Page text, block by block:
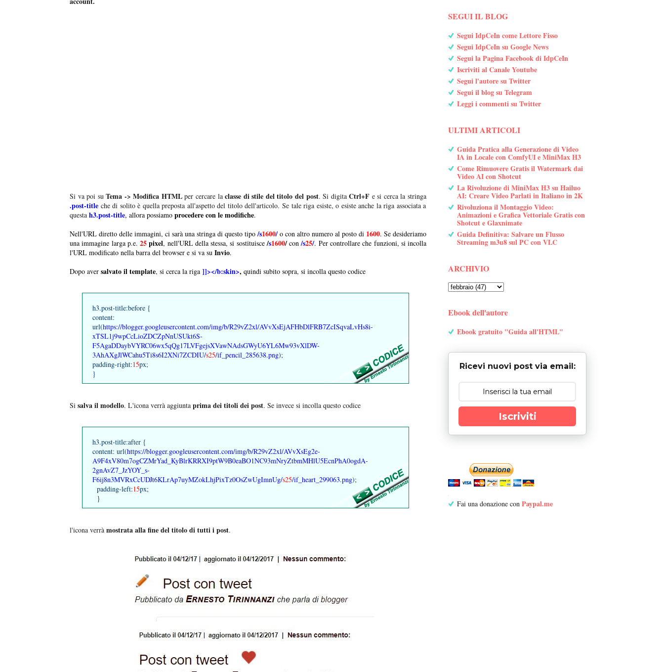
Si va poi suTema -> Modifica HTMLper cercare laclasse di stile del titolo del post. Si digitaCtrl+F e si cerca la stringa
.post-title che di solito è quella preposta all'aspetto del titolo dell'articolo. Se tale riga esiste, o esiste anche la riga associata a
questa h3.post-title, allora possiamo procedere con le modifiche.
Nell'URL diretto delle immagini, ci sarà una stringa di questo tipo/s1600/ o con altro numero al posto di 1600. Se desideriamo
una immagine larga p.e. 25 pixel, nell'URL della stessa, si sostituisce/s1600/con/s25/. Per controllare che funzioni, si incolla
l'URL modificato nella barra del browser e si va su Invio.
Dopo aver salvato il template, si cerca la riga ]]></b:skin>, quindi subito sopra, si incolla questo codice
h3.post-title:before {
content:
url(https://blogger.googleusercontent.com/img/b/R29vZ2xl/AVvXsEjAFHbDlFRB7ZcISqvaLvHs8i-
xTSL1j9wpCcLioZDCZpNnUSUkt6S-
F5AgaDDaybVYRC06wx5qQg17LVFgejsXVawNAdsGWyU6YL6Mw93vXlDW-
3AhAXgJlWCahu5Ti8s6I2XNi7ZCDIU/s25/if_pencil_285638.png);
padding-right:15px;
}
Si salva il modello. L'icona verrà aggiunta prima dei titoli dei post. Se invece si incolla questo codice
h3.post-title:after {
content: url(https://blogger.googleusercontent.com/img/b/R29vZ2xl/AVvXsEg2e-
A9F4xV80m7ogCZMrYad_KyBlrKRRXI9ptW9B0eaBO1NC93mNryZtbmMHlU5EcnPhA0ogdA-
2gnAvZ7_JzYOY_s-
F6ij8n3MVRxCcUDJt6KLrAp7uyMZokLhjPixTz0OsZwUgImnUg/s25/if_heart_299063.png);
padding-left:15px;
}
l'icona verrà mostrata alla fine del titolo di tutti i post.
SEGUI IL BLOG
Segui IdpCeIn come Lettore Fisso
Segui IdpCeIn su Google News
Segui la Pagina Facebook di IdpCeIn
Iscriviti al Canale Youtube
Segui l'autore su Twitter
Segui il blog su Telegram
Leggi i commenti su Twitter
ULTIMI ARTICOLI
Guida Pratica alla Generazione di Video
IA in Locale con ComfyUI e MiniMax H3
Come Rimuovere Gratis il Watermark dai
Video AI con Shotcut
La Rivoluzione di MiniMax H3 su Hailuo
AI: Creare Video Parlati in Italiano in 2K
Rivoluziona il Montaggio Video:
Animazioni e Grafica Vettoriale Gratis con
Shotcut e Glaxnimate
Guida Definitiva: Salvare un Flusso
Streaming m3u8 sul PC con VLC
ARCHIVIO
Ebook dell'autore
Ebook gratuito "Guida all'HTML"
Ricevi nuovi post via email:
Iscriviti
Fai una donazione con Paypal.me